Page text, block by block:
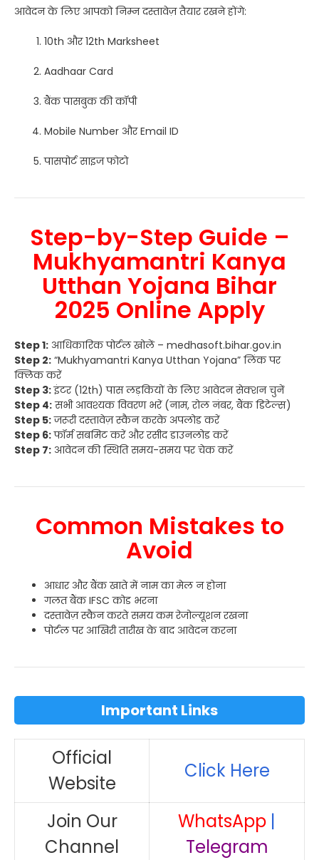
आवेदन के लिए आपको निम्न दस्तावेज़ तैयार रखने होंगे:
10th और 12th Marksheet
Aadhaar Card
बैंक पासबुक की कॉपी
Mobile Number और Email ID
पासपोर्ट साइज फोटो
Step-by-Step Guide –
Mukhyamantri Kanya
Utthan Yojana Bihar
2025 Online Apply
Step 1: आधिकारिक पोर्टल खोलें – medhasoft.bihar.gov.in
Step 2: “Mukhyamantri Kanya Utthan Yojana” लिंक पर
क्लिक करें
Step 3:इंटर (12th) पास लड़कियों के लिए आवेदन सेक्शन चुनें
Step 4:सभी आवश्यक विवरण भरें (नाम, रोल नंबर, बैंक डिटेल्स)
Step 5:जरूरी दस्तावेज़ स्कैन करके अपलोड करें
Step 6:फॉर्म सबमिट करें और रसीद डाउनलोड करें
Step 7: आवेदन की स्थिति समय-समय पर चेक करें
Common Mistakes to
Avoid
आधार और बैंक खाते में नाम का मेल न होना
गलत बैंक IFSC कोड भरना
दस्तावेज़ स्कैन करते समय कम रेजोल्यूशन रखना
पोर्टल पर आखिरी तारीख के बाद आवेदन करना
Important Links
Official
Website
Click Here
Join Our
Channel
WhatsApp |
Telegram